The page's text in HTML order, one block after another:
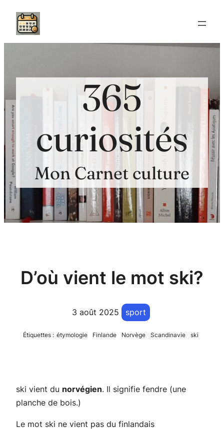
Aller
contenu
365
curiosités
Mon Carnet culture
D’où vient le mot ski?
3 août 2025 sport
Étiquettes : étymologie Finlande Norvège Scandinavie ski
ski vient du norvégien. Il signifie fendre (une
planche de bois.)
Le mot ski ne vient pas du finlandais